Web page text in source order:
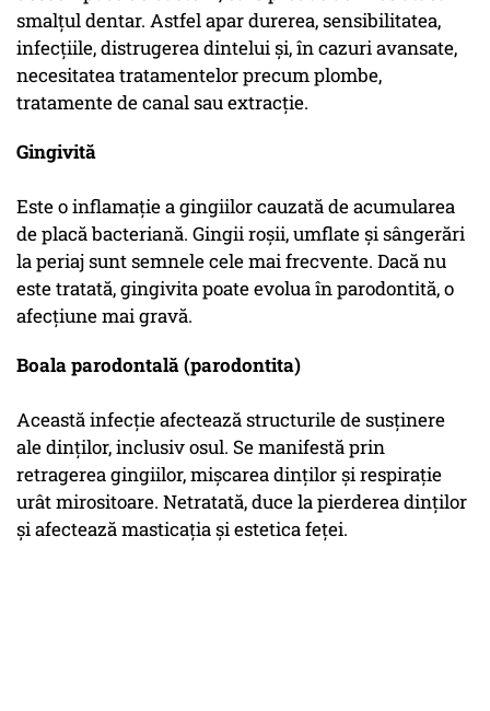
smalțul dentar. Astfel apar durerea, sensibilitatea,
infecțiile, distrugerea dintelui și, în cazuri avansate,
necesitatea tratamentelor precum plombe,
tratamente de canal sau extracție.
Gingivită
Este o inflamație a gingiilor cauzată de acumularea
de placă bacteriană. Gingii roșii, umflate și sângerări
la periaj sunt semnele cele mai frecvente. Dacă nu
este tratată, gingivita poate evolua în parodontită, o
afecțiune mai gravă.
Boala parodontală (parodontita)
Această infecție afectează structurile de susținere
ale dinților, inclusiv osul. Se manifestă prin
retragerea gingiilor, mișcarea dinților și respirație
urât mirositoare. Netratată, duce la pierderea dinților
și afectează masticația și estetica feței.